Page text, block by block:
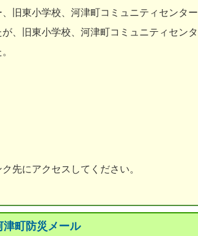
旧東小学校、河津町コミュニティセンター
、旧東小学校、河津町コミュニティセンタ
先にアクセスしてください。
津町防災メール